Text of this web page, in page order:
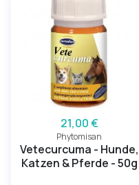
21,00 €
Phytomisan
Vetecurcuma - Hunde,
Katzen & Pferde - 50g